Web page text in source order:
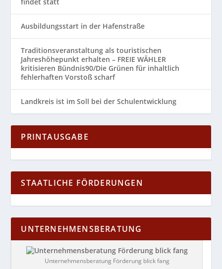
Ausbildungsstart in der Hafenstraße
Traditionsveranstaltung als touristischen
Jahreshöhepunkt erhalten – FREIE WÄHLER
kritisieren Bündnis90/Die Grünen für inhaltlich
fehlerhaften Vorstoß scharf
Landkreis ist im Soll bei der Schulentwicklung
PRINTAUSGABE
STAATLICHE FÖRDERUNGEN
UNTERNEHMENSBERATUNG
Unternehmensberatung Förderung blick fang